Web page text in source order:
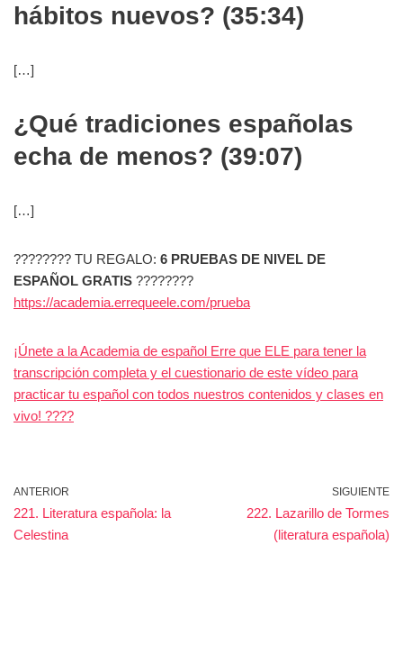
hábitos nuevos? (35:34)
[…]
¿Qué tradiciones españolas
echa de menos? (39:07)
[…]
???????? TU REGALO: 6 PRUEBAS DE NIVEL DE
ESPAÑOL GRATIS ????????
https://academia.errequeele.com/prueba
¡Únete a la Academia de español Erre que ELE para tener la
transcripción completa y el cuestionario de este vídeo para
practicar tu español con todos nuestros contenidos y clases en
vivo! ????
ANTERIOR
221. Literatura española: la
Celestina
SIGUIENTE
222. Lazarillo de Tormes
(literatura española)